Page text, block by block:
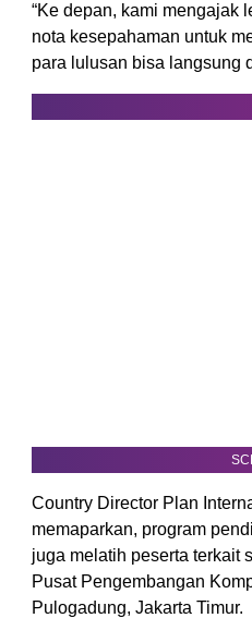
“Ke depan, kami mengajak
nota kesepahaman untuk
para lulusan bisa langsung
Country Director Plan
memaparkan, program
juga melatih peserta terkait
Pusat Pengembangan
Pulogadung, Jakarta Timur.